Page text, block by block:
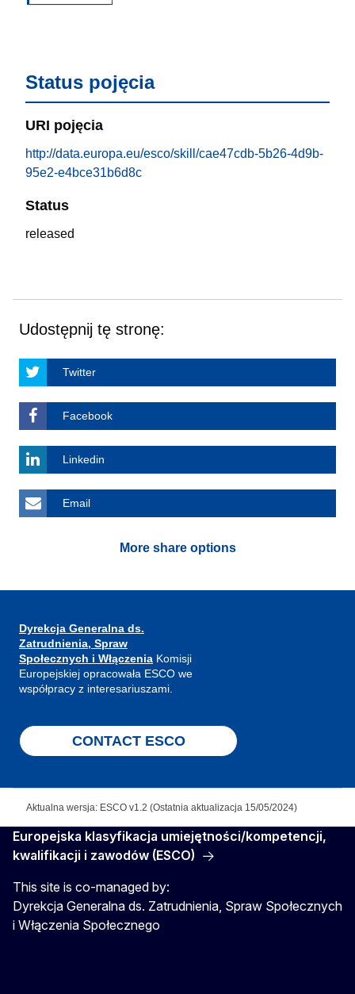
Status pojęcia
URI pojęcia
http://data.europa.eu/esco/skill/cae47cdb-5b26-4d9b-
95e2-e4bce31b6d8c
Status
released
Udostępnij tę stronę:
Twitter
Facebook
Linkedin
Email
More share options
Dyrekcja Generalna ds.
Zatrudnienia, Spraw
Społecznych i Włączenia Komisji
Europejskiej opracowała ESCO we
współpracy z interesariuszami.
CONTACT ESCO
Aktualna wersja: ESCO v1.2 (Ostatnia aktualizacja 15/05/2024)
Europejska klasyfikacja umiejętności/kompetencji,
kwalifikacji i zawodów (ESCO)
This site is co-managed by:
Dyrekcja Generalna ds. Zatrudnienia, Spraw Społecznych
i Włączenia Społecznego